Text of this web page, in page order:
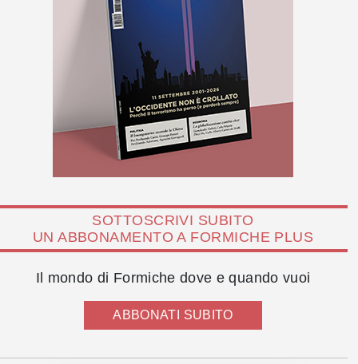
SOTTOSCRIVI SUBITO
UN ABBONAMENTO A FORMICHE PLUS
Il mondo di Formiche dove e quando vuoi
ABBONATI SUBITO